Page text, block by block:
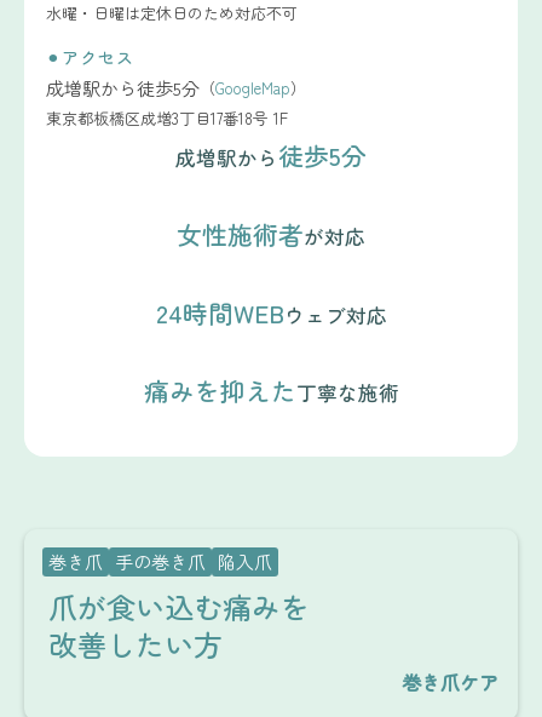
水曜・日曜は定休日のため対応不可
⚫︎アクセス
成増駅から徒歩5分 （GoogleMap）
東京都板橋区成増3丁目17番18号 1F
成増駅から 徒歩5分
女性施術者が対応
24時間WEBウェブ対応
痛みを抑えた丁寧な施術
巻き爪 手の巻き爪 陥入爪
爪が食い込む痛みを
改善したい方
巻き爪ケア